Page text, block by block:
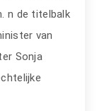
n de titelbalk
van
Sonja